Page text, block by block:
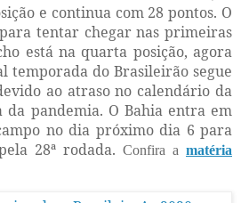
e continua com 28 pontos. O
tentar chegar nas primeiras
está na quarta posição, agora
temporada do Brasileirão segue
ao atraso no calendário da
da pandemia. O Bahia entra em
no dia próximo dia 6 para
28ª rodada. Confira a matéria